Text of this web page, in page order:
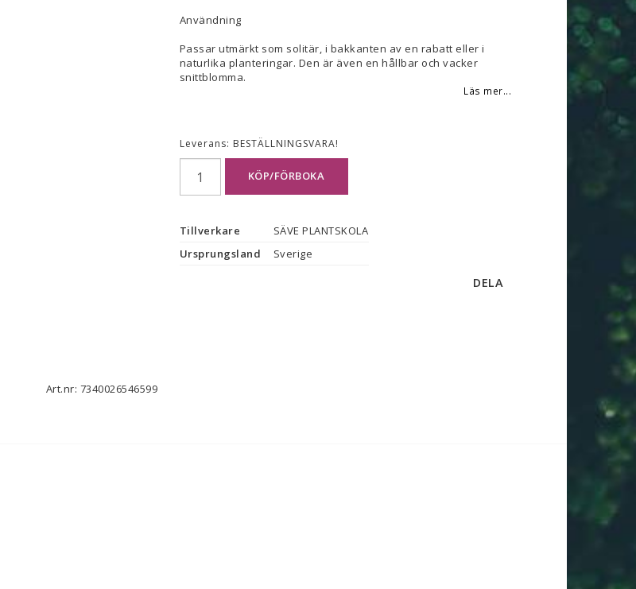
Användning
Passar utmärkt som solitär, i bakkanten av en rabatt eller i
naturlika planteringar. Den är även en hållbar och vacker
snittblomma.
Läs mer...
Leverans: BESTÄLLNINGSVARA!
KÖP/FÖRBOKA
Tillverkare
SÄVE PLANTSKOLA
Ursprungsland
Sverige
DELA
Art.nr: 7340026546599